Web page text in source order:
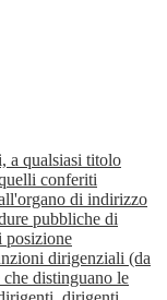
a qualsiasi titolo
conferiti
di indirizzo
pubbliche di
posizione
dirigenziali (da
distinguano le